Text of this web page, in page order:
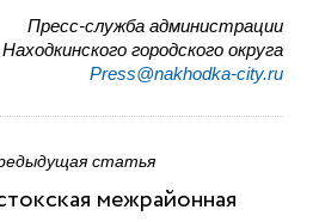
Пресс-служба администрации
Находкинского городского округа
Press@nakhodka-city.ru
статья
межрайонная